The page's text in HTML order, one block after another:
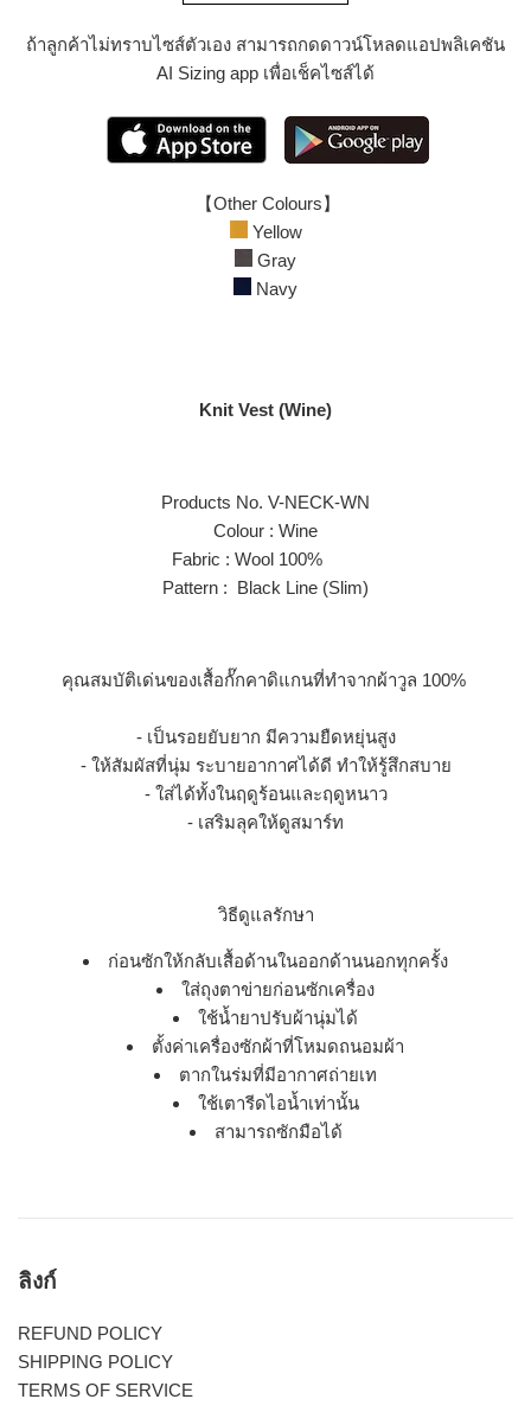
ถ้าลูกค้าไม่ทราบไซส์ตัวเอง สามารถกดดาวน์โหลดแอปพลิเคชัน
AI Sizing app เพื่อเช็คไซส์ได้
【Other Colours】
Yellow
Gray
Navy
Knit Vest (Wine)
Products No. V-NECK-WN
Colour : Wine
Fabric : Wool 100%
Pattern : Black Line (Slim)
คุณสมบัติเด่นของเสื้อกั๊กคาดิแกนที่ทำจากผ้าวูล 100%
- เป็นรอยยับยาก มีความยืดหยุ่นสูง
- ให้สัมผัสที่นุ่ม ระบายอากาศได้ดี ทำให้รู้สึกสบาย
- ใส่ได้ทั้งในฤดูร้อนและฤดูหนาว
- เสริมลุคให้ดูสมาร์ท
วิธีดูแลรักษา
ก่อนซักให้กลับเสื้อด้านในออกด้านนอกทุกครั้ง
ใส่ถุงตาข่ายก่อนซักเครื่อง
ใช้น้ำยาปรับผ้านุ่มได้
ตั้งค่าเครื่องซักผ้าที่โหมดถนอมผ้า
ตากในร่มที่มีอากาศถ่ายเท
ใช้เตารีดไอน้ำเท่านั้น
สามารถซักมือได้
ลิงก์
REFUND POLICY
SHIPPING POLICY
TERMS OF SERVICE